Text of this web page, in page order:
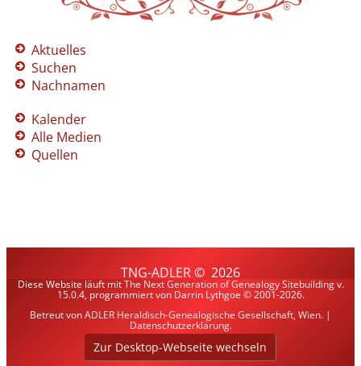
Aktuelles
Suchen
Nachnamen
Kalender
Alle Medien
Quellen
TNG-ADLER© 2026
Diese Website läuft mitThe Next Generation of Genealogy Sitebuildingv.
15.0.4, programmiert von Darrin Lythgoe © 2001-2026.
Betreut vonADLER Heraldisch-Genealogische Gesellschaft, Wien. |
Datenschutzerklärung.
Zur Desktop-Webseite wechseln